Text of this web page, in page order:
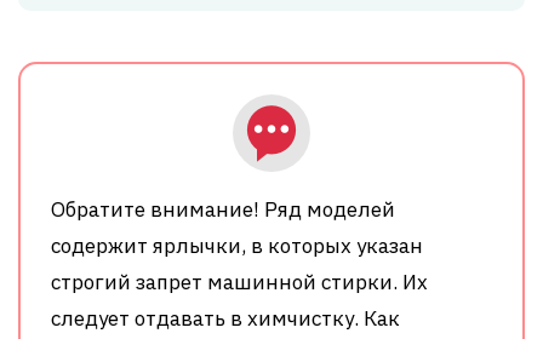
Обратите внимание! Ряд моделей
содержит ярлычки, в которых указан
строгий запрет машинной стирки. Их
следует отдавать в химчистку. Как